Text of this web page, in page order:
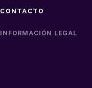
CONTACTO
INFORMACIÓN LEGAL